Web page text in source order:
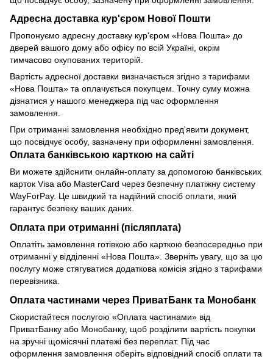
Адресна доставка кур'єром Нової Пошти
Пропонуємо адресну доставку кур'єром «Нова Пошта» до
дверей вашого дому або офісу по всій Україні, окрім
тимчасово окупованих територій.
Вартість адресної доставки визначається згідно з тарифами
«Нова Пошта» та оплачується покупцем. Точну суму можна
дізнатися у нашого менеджера під час оформлення
замовлення.
При отриманні замовлення необхідно пред'явити документ,
що посвідчує особу, зазначену при оформленні замовлення.
Оплата банківською карткою на сайті
Ви можете здійснити онлайн-оплату за допомогою банківських
карток Visa або MasterCard через безпечну платіжну систему
WayForPay. Це швидкий та надійний спосіб оплати, який
гарантує безпеку ваших даних.
Оплата при отриманні (післяплата)
Оплатіть замовлення готівкою або карткою безпосередньо при
отриманні у відділенні «Нова Пошта». Зверніть увагу, що за цю
послугу може стягуватися додаткова комісія згідно з тарифами
перевізника.
Оплата частинами через ПриватБанк та Монобанк
Скористайтеся послугою «Оплата частинами» від
ПриватБанку або Монобанку, щоб розділити вартість покупки
на зручні щомісячні платежі без переплат. Під час
оформлення замовлення оберіть відповідний спосіб оплати та